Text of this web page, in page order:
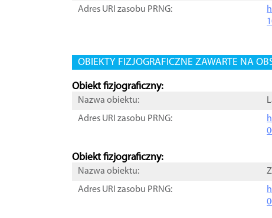
Adres URI zasobu PRNG:
OBIEKTY FIZJOGRAFICZNE ZAWARTE NA
Obiekt fizjograficzny:
Nazwa obiektu:
Adres URI zasobu PRNG:
Obiekt fizjograficzny:
Nazwa obiektu:
Adres URI zasobu PRNG: